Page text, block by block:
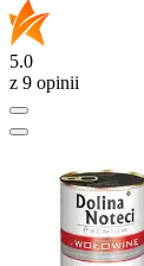
5.0
z 9 opinii